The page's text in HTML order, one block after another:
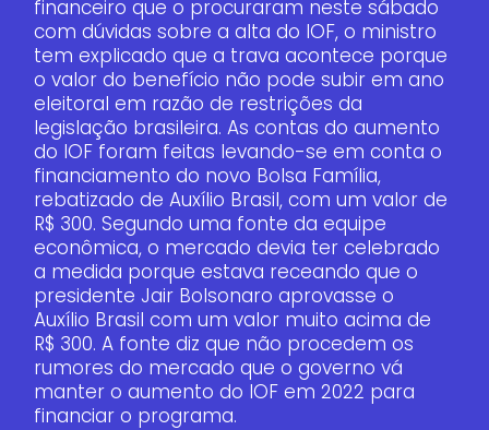
financeiro que o procuraram neste sábado
com dúvidas sobre a alta do IOF, o ministro
tem explicado que a trava acontece porque
o valor do benefício não pode subir em ano
eleitoral em razão de restrições da
legislação brasileira. As contas do aumento
do IOF foram feitas levando-se em conta o
financiamento do novo Bolsa Família,
rebatizado de Auxílio Brasil, com um valor de
R$ 300. Segundo uma fonte da equipe
econômica, o mercado devia ter celebrado
a medida porque estava receando que o
presidente Jair Bolsonaro aprovasse o
Auxílio Brasil com um valor muito acima de
R$ 300. A fonte diz que não procedem os
rumores do mercado que o governo vá
manter o aumento do IOF em 2022 para
financiar o programa.